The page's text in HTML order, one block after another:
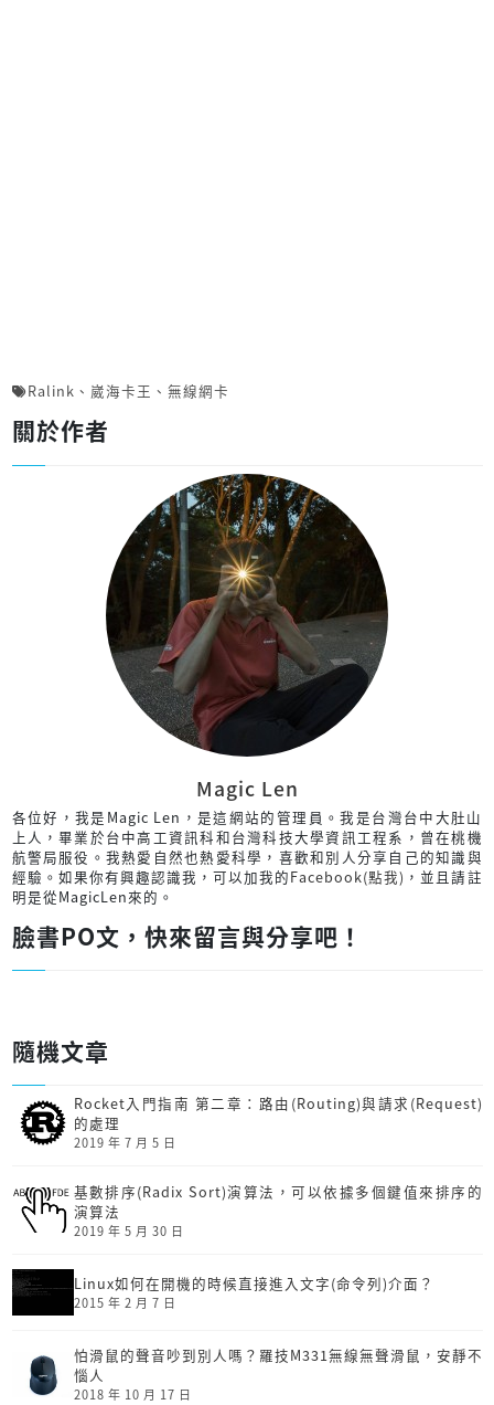
Ralink 、 崴海卡王 、 無線網卡
關於作者
Magic Len
各位好，我是Magic Len，是這網站的管理員。我是台灣台中大肚山
上人，畢業於台中高工資訊科和台灣科技大學資訊工程系，曾在桃機
航警局服役。我熱愛自然也熱愛科學，喜歡和別人分享自己的知識與
經驗。如果你有興趣認識我，可以加我的Facebook(點我) ，並且請註
明是從MagicLen來的。
臉書PO文，快來留言與分享吧！
隨機文章
Rocket入門指南 第二章：路由(Routing)與請求(Request)
的處理
2019 年 7 月 5 日
基數排序(Radix Sort)演算法，可以依據多個鍵值來排序的
演算法
2019 年 5 月 30 日
Linux如何在開機的時候直接進入文字(命令列)介面？
2015 年 2 月 7 日
怕滑鼠的聲音吵到別人嗎？羅技M331無線無聲滑鼠，安靜不
惱人
2018 年 10 月 17 日